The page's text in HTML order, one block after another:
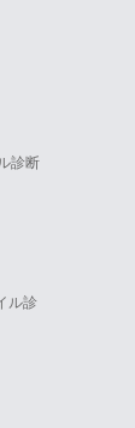
診断
ル診